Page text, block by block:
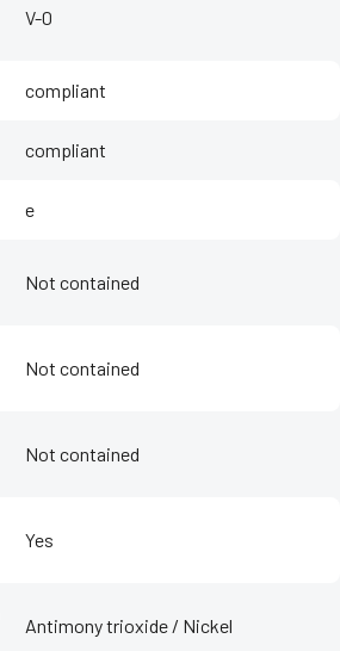
V-0
compliant
compliant
e
Not contained
Not contained
Not contained
Yes
Antimony trioxide / Nickel